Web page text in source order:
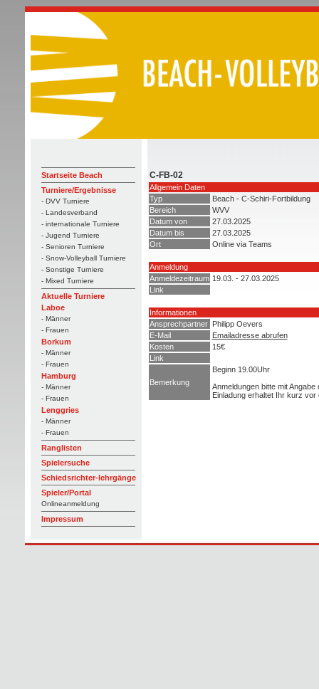
Startseite Beach
Turniere/Ergebnisse
- DVV Turniere
- Landesverband
- internationale Turniere
- Jugend Turniere
- Senioren Turniere
- Snow-Volleyball Turniere
- Sonstige Turniere
- Mixed Turniere
Aktuelle Turniere
Laboe
- Männer
- Frauen
Borkum
- Männer
- Frauen
Hamburg
- Männer
- Frauen
Lenggries
- Männer
- Frauen
Ranglisten
Spielersuche
Schiedsrichter-lehrgänge
Spieler/Portal
Onlineanmeldung
Impressum
C-FB-02
Allgemein Daten
Typ
Beach - C-Schiri-Fortbildung
Bereich
WVV
Datum von
27.03.2025
Datum bis
27.03.2025
Ort
Online via Teams
Anmeldung
Anmeldezeitraum 19.03. - 27.03.2025
Link
Informationen
Ansprechpartner
Philipp Oevers
E-Mail
Emailadresse abrufen
Kosten
15€
Link
Bemerkung
Beginn 19.00Uhr
Anmeldungen bitte mit
Einladung erhaltet Ihr kurz vor